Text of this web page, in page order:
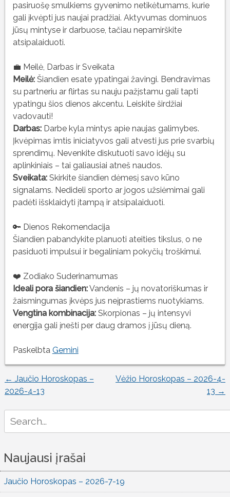
pasiruošę smulkiems gyvenimo netikėtumams, kurie
gali įkvėpti jus naujai pradžiai. Aktyvumas dominuos
jūsų mintyse ir darbuose, tačiau nepamirškite
atsipalaiduoti.
💼 Meilė, Darbas ir Sveikata
Meilė:Šiandien esate ypatingai žavingi. Bendravimas
su partneriu ar flirtas su nauju pažįstamu gali tapti
ypatingu šios dienos akcentu. Leiskite širdžiai
vadovauti!
Darbas:Darbe kyla mintys apie naujas galimybes.
Įkvėpimas imtis iniciatyvos gali atvesti jus prie svarbių
sprendimų. Nevenkite diskutuoti savo idėjų su
aplinkiniais – tai galiausiai atneš naudos.
Sveikata:Skirkite šiandien dėmesį savo kūno
signalams. Nedideli sporto ar jogos užsiėmimai gali
padėti išsklaidyti įtampą ir atsipalaiduoti.
🔑 Dienos Rekomendacija
Šiandien pabandykite planuoti ateities tikslus, o ne
pasiduoti impulsui ir begaliniam pokyčių troškimui.
❤️ Zodiako Suderinamumas
Ideali pora šiandien:Vandenis – jų novatoriškumas ir
žaismingumas įkvėps jus neįprastiems nuotykiams.
Vengtina kombinacija:Skorpionas – jų intensyvi
energija gali įnešti per daug dramos į jūsų dieną.
Paskelbta Gemini
Įrašo
naršymas
← Jaučio Horoskopas –
2026-4-13
Vėžio Horoskopas – 2026-4-
13 →
for:
Naujausi įrašai
Jaučio Horoskopas – 2026-7-19